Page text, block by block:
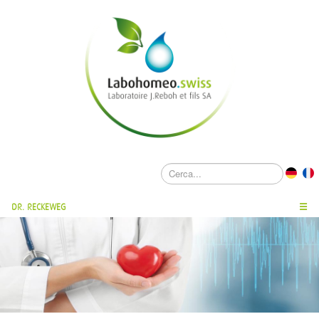
DR. RECKEWEG ☰